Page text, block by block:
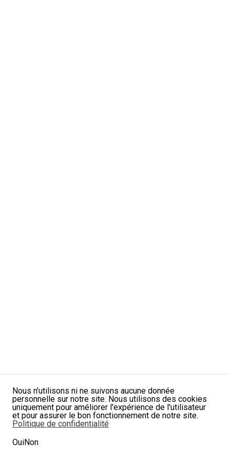
Nous n'utilisons ni ne suivons aucune donnée
personnelle sur notre site. Nous utilisons des cookies
uniquement pour améliorer l'expérience de l'utilisateur
et pour assurer le bon fonctionnement de notre site.
Politique de confidentialité
OuiNon